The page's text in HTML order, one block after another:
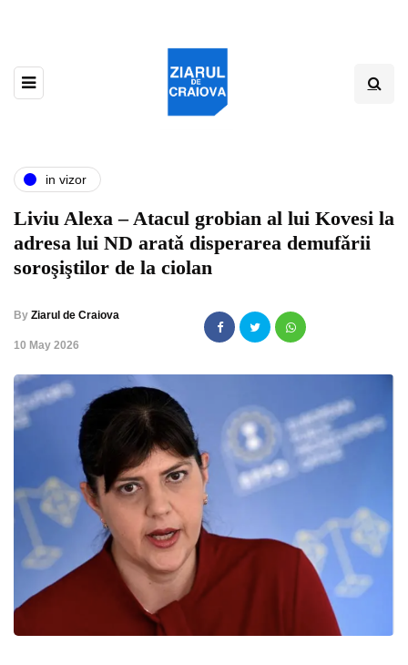
in vizor
Liviu Alexa – Atacul grobian al lui Kovesi la
adresa lui ND aratǎ disperarea demufǎrii
soroşiştilor de la ciolan
By Ziarul de Craiova
,10 May 2026